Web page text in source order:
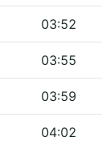
03:52
03:55
03:59
04:02